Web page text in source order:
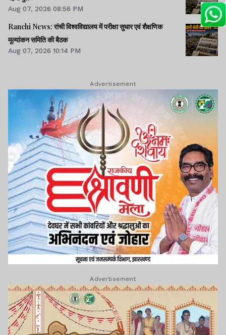
Aug 07, 2026 08:56 PM
Ranchi News: रांची विश्वविद्यालय में परीक्षा सुधार एवं शैक्षणिक
मूल्यांकन समिति की बैठक
Aug 07, 2026 10:14 PM
Advertisement
Advertisement